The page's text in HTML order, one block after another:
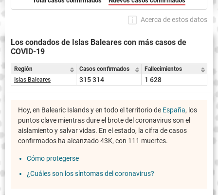
Acerca de estos datos
Los condados de Islas Baleares con más casos de
COVID-19
Región Casos confirmados
Fallecimientos
Islas Baleares
315 314 1 628
Hoy, en Balearic Islands y en todo el territorio de España, los
puntos clave mientras dure el brote del coronavirus son el
aislamiento y salvar vidas. En el estado, la cifra de casos
confirmados ha alcanzado 43K, con 111 muertes.
Cómo protegerse
¿Cuáles son los síntomas del coronavirus?